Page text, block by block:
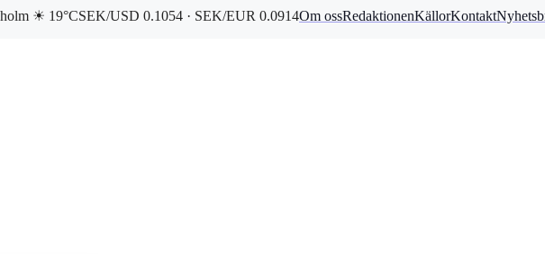
☀ 19°CSEK/USD 0.1054 · SEK/EUR 0.0914Om ossRedaktionenKällorKontakt